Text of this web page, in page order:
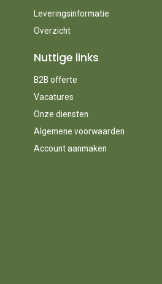
Leveringsinformatie
Overzicht
Nuttige links
B2B offerte
Vacatures
Onze diensten
Algemene voorwaarden
Account aanmaken